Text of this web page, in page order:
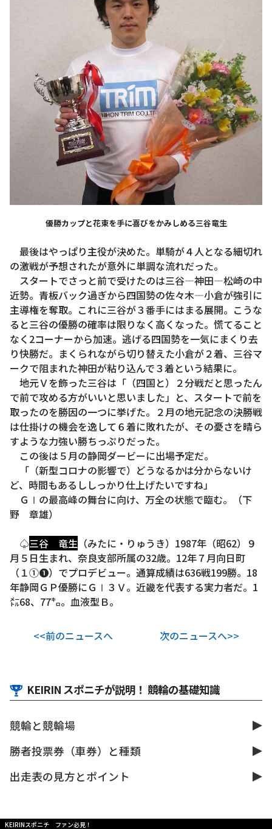
優勝カップと花束を手に喜びをかみしめる三谷竜生
最後はやっぱり主役が決めた。単騎が４人となる細切れ
の激戦が予想されたが意外に単調な流れだった。
スタートでさっと前で受けたのは三谷―神田―松崎の中
近勢。青板バック過ぎから四国勢の佐々木―小倉が強引に
主導権を奪取。これに三谷が３番手にはまる展開。こうな
ると三谷の優勝の確率は限りなく高くなった。慌てること
なく2コーナーから加速。逃げる四国勢を一気にまくり去
り快勝だ。まくられながら切り替えた小倉が２着、三谷マ
ークで阻まれた神田が粘り込んで３着という結果に。
地元Ｖを飾った三谷は「（四国と）２分戦だと思ったん
で前で攻める方がいいと思いました」と、スタートで前を
取ったのを勝因の一つに挙げた。２月の地元記念の決勝戦
は仕掛けの機会を逸して６着に敗れたが、その憂さを晴ら
すような力強い勝ちっぷりだった。
この後は５月の静岡ダービーに出場予定だ。
「（新型コロナの影響で）どうなるかは分からないけ
ど、時間もあるししっかり仕上げたいですね」
ＧⅠの最高峰の舞台に向け、万全の状態で臨む。（下
野 章雄）
♤三谷 竜生 （みたに・りゅうき）1987年（昭62）９
月５日生まれ、奈良支部所属の32歳。12年７月向日町
（１①❶）でプロデビュー。通算成績は636戦199勝。18
年静岡ＧＰ優勝にＧⅠ３Ｖ。近畿を代表する実力者だ。1
㍍68、77㌔。血液型Ｂ。
<<前のニュースへ 次のニュースへ>>
KEIRIN スポニチが説明！ 競輪の基礎知識
競輪と競輪場
勝者投票券（車券）と種類
出走表の見方とポイント
KEIRINスポニチ ファン必見！